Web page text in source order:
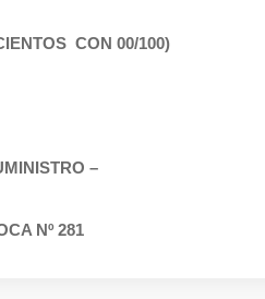
CON 00/100)
–
Nº 281